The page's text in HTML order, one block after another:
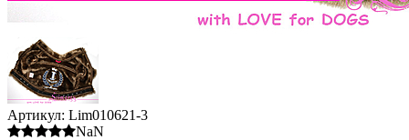
Артикул: Lim010621-3
NaN